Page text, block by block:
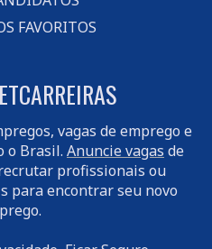
FAVORITOS
vagas de emprego e
o Brasil. Anuncie vagas de
profissionais ou
para encontrar seu novo